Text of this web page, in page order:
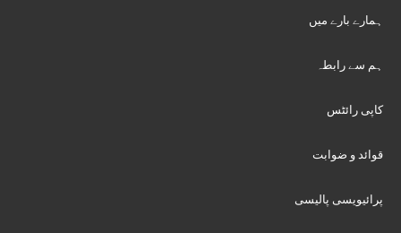
ہمارے بارے میں
ہم سے رابطہ
کاپی رائٹس
قوائد و ضوابت
پرائیویسی پالیسی